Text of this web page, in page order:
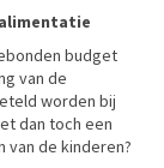
budget
van de
worden bij
dan toch een
de kinderen?